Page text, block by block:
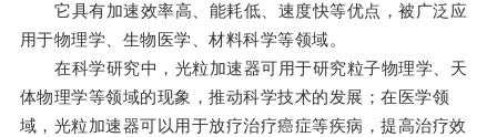
它具有加速效率高、能耗低、速度快等优点，被广泛应
用于物理学、生物医学、材料科学等领域。
在科学研究中，光粒加速器可用于研究粒子物理学、天
体物理学等领域的现象，推动科学技术的发展；在医学领
域，光粒加速器可以用于放疗治疗癌症等疾病，提高治疗效